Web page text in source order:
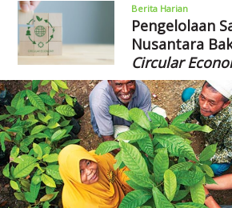
Berita Harian
Pengelolaan
Nusantara
Circular